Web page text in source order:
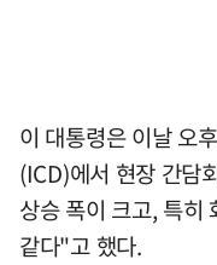
이 대통령은 이날 오
(ICD)에서 현장 간담
상승 폭이 크고, 특히
같다"고 했다.